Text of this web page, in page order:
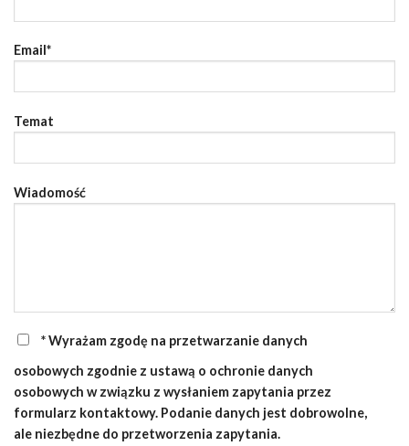
Email*
Temat
Wiadomość
* Wyrażam zgodę na przetwarzanie danych
osobowych zgodnie z ustawą o ochronie danych
osobowych w związku z wysłaniem zapytania przez
formularz kontaktowy. Podanie danych jest dobrowolne,
ale niezbędne do przetworzenia zapytania.